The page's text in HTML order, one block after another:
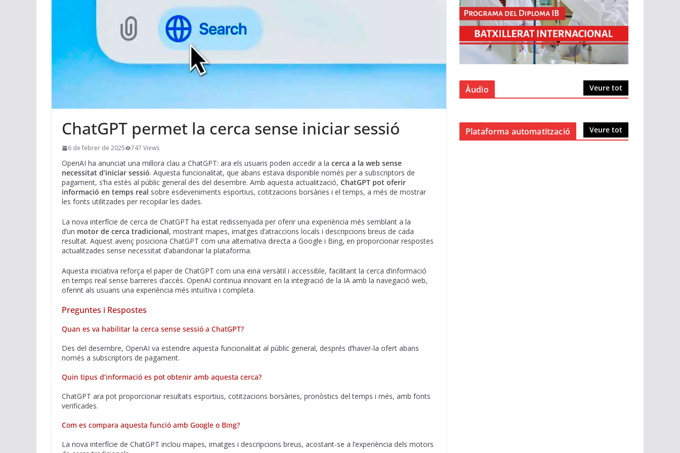
ChatGPT permet la cerca sense iniciar sessió
6 de febrer de 2025 747 Views
OpenAI ha anunciat una millora clau a ChatGPT: ara els usuaris poden accedir a la cerca a la web sense
necessitat d’iniciar sessió. Aquesta funcionalitat, que abans estava disponible només per a subscriptors de
pagament, s’ha estès al públic general des del desembre. Amb aquesta actualització, ChatGPT pot oferir
informació en temps real sobre esdeveniments esportius, cotitzacions borsàries i el temps, a més de mostrar
les fonts utilitzades per recopilar les dades.
La nova interfície de cerca de ChatGPT ha estat redissenyada per oferir una experiència més semblant a la
d’un motor de cerca tradicional, mostrant mapes, imatges d’atraccions locals i descripcions breus de cada
resultat. Aquest avenç posiciona ChatGPT com una alternativa directa a Google i Bing, en proporcionar respostes
actualitzades sense necessitat d’abandonar la plataforma.
Aquesta iniciativa reforça el paper de ChatGPT com una eina versàtil i accessible, facilitant la cerca d’informació
en temps real sense barreres d’accés. OpenAI continua innovant en la integració de la IA amb la navegació web,
oferint als usuaris una experiència més intuïtiva i completa.
Preguntes i Respostes
Quan es va habilitar la cerca sense sessió a ChatGPT?
Des del desembre, OpenAI va estendre aquesta funcionalitat al públic general, després d’haver-la ofert abans
només a subscriptors de pagament.
Quin tipus d’informació es pot obtenir amb aquesta cerca?
ChatGPT ara pot proporcionar resultats esportius, cotitzacions borsàries, pronòstics del temps i més, amb fonts
verificades.
Com es compara aquesta funció amb Google o Bing?
La nova interfície de ChatGPT inclou mapes, imatges i descripcions breus, acostant-se a l’experiència dels motors
Àudio Veure tot
Plataforma automatització Veure tot